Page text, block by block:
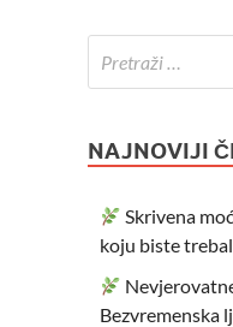
NAJNOVIJI
Skrivena
koju biste
Bezvremenska